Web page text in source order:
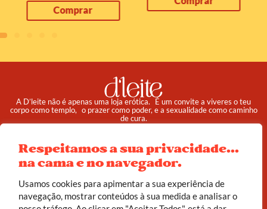
Respeitamos a sua privacidade...
na cama e no navegador.
Usamos cookies para apimentar a sua experiência de
navegação, mostrar conteúdos à sua medida e analisar o
Comprar
A D’leite não é apenas uma loja erótica. É um convite a viveres o teu
corpo como templo, o prazer como poder, e a sexualidade como caminho
de cura.
Pedidos
Reembolso e Devoluções
Termos e Condições
Institucional
Política de Privacidade